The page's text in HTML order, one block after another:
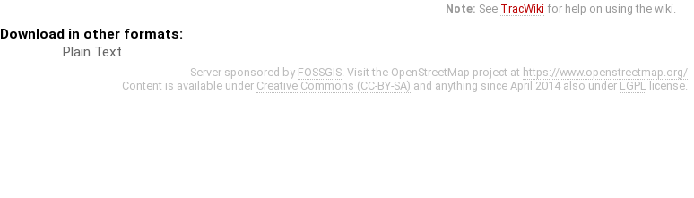
Note: See TracWiki for help on using the wiki.
Download in other formats:
Plain Text
Server sponsored by FOSSGIS. Visit the OpenStreetMap project at https://www.openstreetmap.org/
Content is available under Creative Commons (CC-BY-SA) and anything since April 2014 also under LGPL license.